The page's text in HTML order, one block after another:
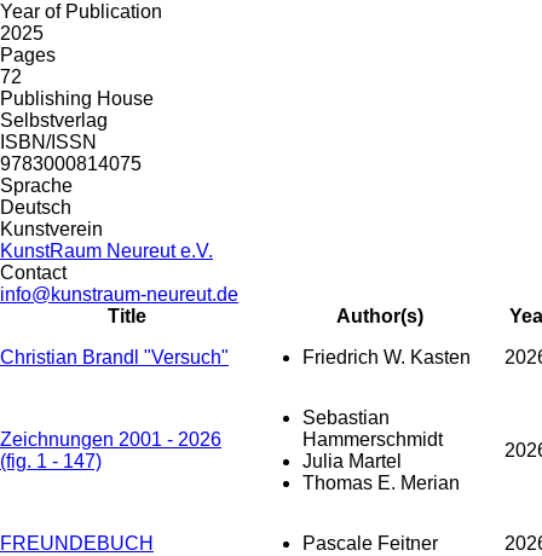
Year of Publication
2025
Pages
72
Publishing House
Selbstverlag
ISBN/ISSN
9783000814075
Sprache
Deutsch
Kunstverein
KunstRaum Neureut e.V.
Contact
info@kunstraum-neureut.de
Title
Author(s)
Christian Brandl "Versuch"
Friedrich W. Kasten
Zeichnungen 2001 - 2026
(fig. 1 - 147)
Sebastian
Hammerschmidt
Julia Martel
Thomas E. Merian
FREUNDEBUCH Pascale Feitner